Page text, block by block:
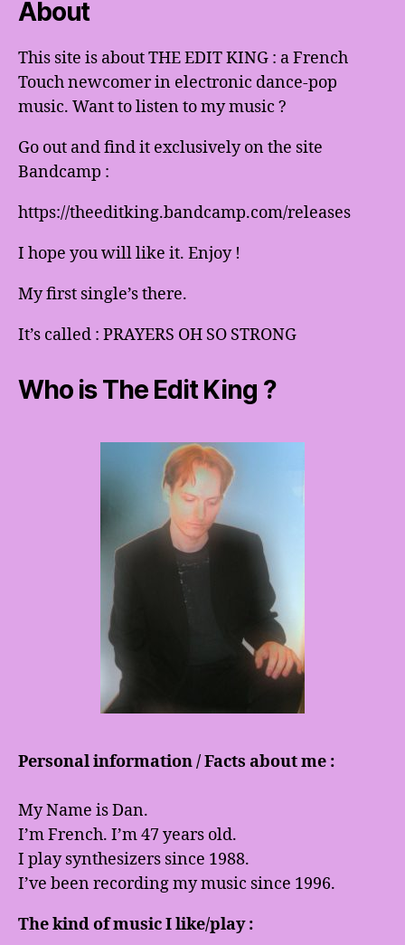
About
This site is about THE EDIT KING : a French
Touch newcomer in electronic dance-pop
music. Want to listen to my music ?
Go out and find it exclusively on the site
Bandcamp :
https://theeditking.bandcamp.com/releases
I hope you will like it. Enjoy !
My first single’s there.
It’s called : PRAYERS OH SO STRONG
Who is The Edit King ?
Personal information / Facts about me :
My Name is Dan.
I’m French. I’m 47 years old.
I play synthesizers since 1988.
I’ve been recording my music since 1996.
The kind of music I like/play :